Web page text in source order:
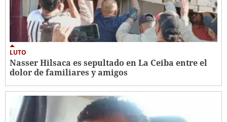
LUTO
Nasser Hilsaca es sepultado en La Ceiba entre el
dolor de familiares y amigos